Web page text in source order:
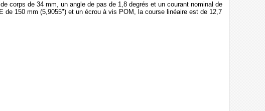
corps de 34 mm, un angle de pas de 1,8 degrés et un courant nominal de
150 mm (5,9055") et un écrou à vis POM, la course linéaire est de 12,7